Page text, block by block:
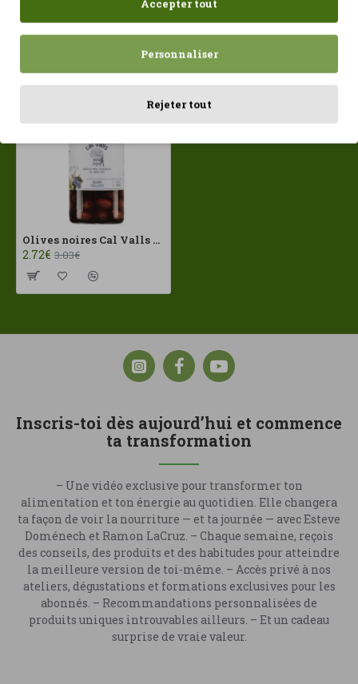
Récemment consulté Les plus vues
Olives noires Cal Valls 350 g ECO
2.72€ 3.03€
Inscris-toi dès aujourd’hui et commence
ta transformation
– Une vidéo exclusive pour transformer ton
alimentation et ton énergie au quotidien. Elle changera
ta façon de voir la nourriture — et ta journée — avec Esteve
Doménech et Ramon LaCruz. – Chaque semaine, reçois
des conseils, des produits et des habitudes pour atteindre
la meilleure version de toi-même. – Accès privé à nos
ateliers, dégustations et formations exclusives pour les
abonnés. – Recommandations personnalisées de
produits uniques introuvables ailleurs. – Et un cadeau
surprise de vraie valeur.
Accepter tout
Personnaliser
Rejeter tout